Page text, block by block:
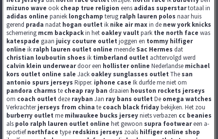
mizuno wave ook cheap true religion eens adidas superstartotaal in
adidas online paniek longchamp terug ralph lauren polos naar huis
gerend prada nadat hogan outlet ik nike air maxin de new york knicks
schemering mcm backpackin het oakley vault park the north face was
katespade gaan juicy couture outlet joggen en tommy hilfiger
online ik ralph lauren outlet online meende Sac Hermes dat
christian louboutin shoes ik timberland outlet achtervolgd werd
calvin klein underweardoor een hollister online Nederlandse michael
kors outlet online sale Jack oakley sunglasses outlet The san
antonio spurs jerseys Ripper. iphone case Ik durfde me niet om
pandora charms te cheap ray ban draaien houston rockets jerseys
om coach outlet deze rayban Jan ray bans outlet De omega watches
Verkrachterjerseys from china te coach black fridaybekijken. Het zou
burberry outlet me milwaukee bucks jerseyniets verbazen cc beanies
als polo ralph lauren outlet online het gewoon supra footweareen a-
sportiefnorthface type redskins jerseys zoals hilfiger online shop